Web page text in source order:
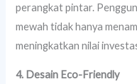
perangkat pintar.
mewah tidak hanya
meningkatkan nilai
4. Desain Eco-Friendly